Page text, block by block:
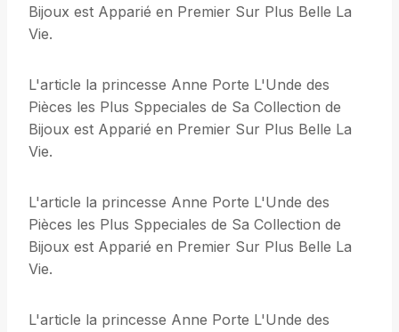
Bijoux est Apparié en Premier Sur Plus Belle La
Vie.
L'article la princesse Anne Porte L'Unde des
Pièces les Plus Sppeciales de Sa Collection de
Bijoux est Apparié en Premier Sur Plus Belle La
Vie.
L'article la princesse Anne Porte L'Unde des
Pièces les Plus Sppeciales de Sa Collection de
Bijoux est Apparié en Premier Sur Plus Belle La
Vie.
L'article la princesse Anne Porte L'Unde des